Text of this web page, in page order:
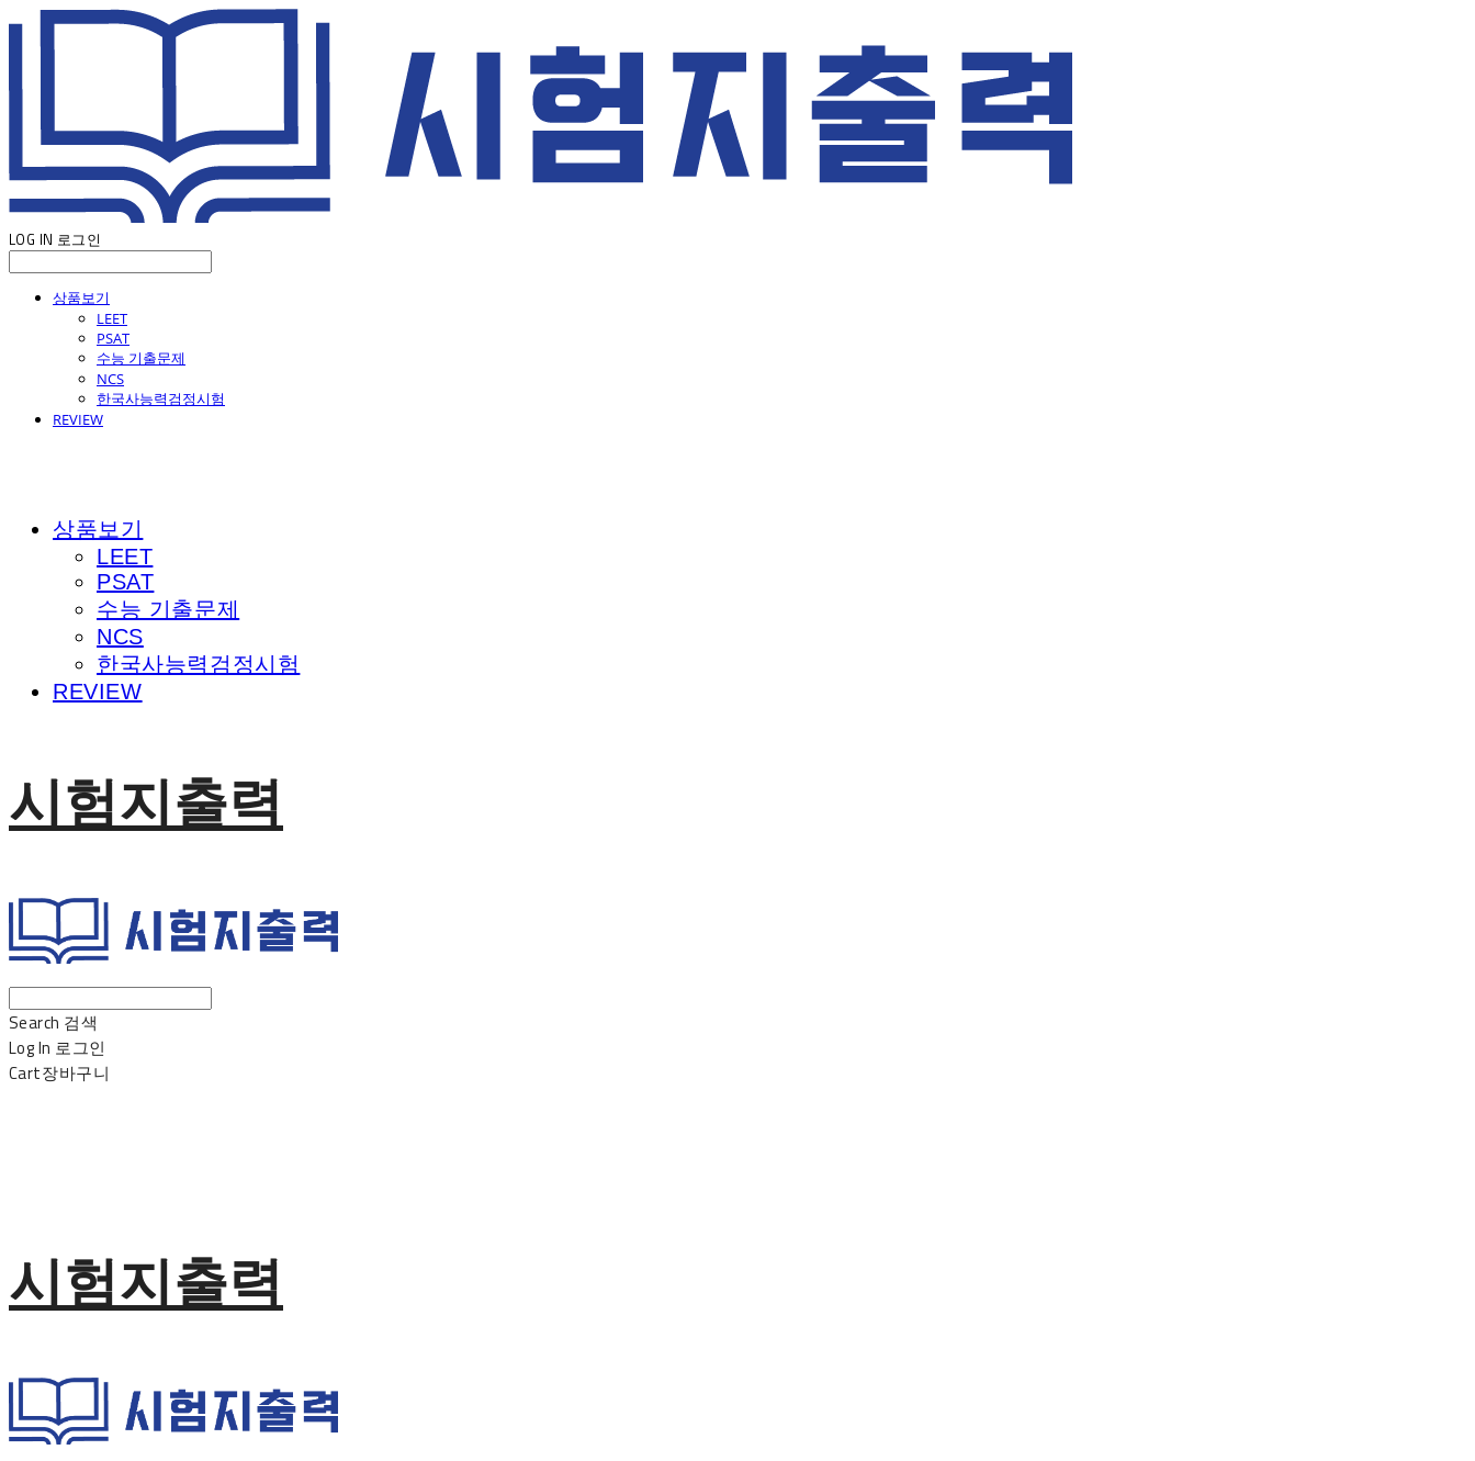
LOG IN 로그인
상품보기
LEET
PSAT
수능 기출문제
NCS
한국사능력검정시험
REVIEW
상품보기
LEET
PSAT
수능 기출문제
NCS
한국사능력검정시험
REVIEW
시험지출력
Search 검색
Log In 로그인
Cart장바구니
시험지출력